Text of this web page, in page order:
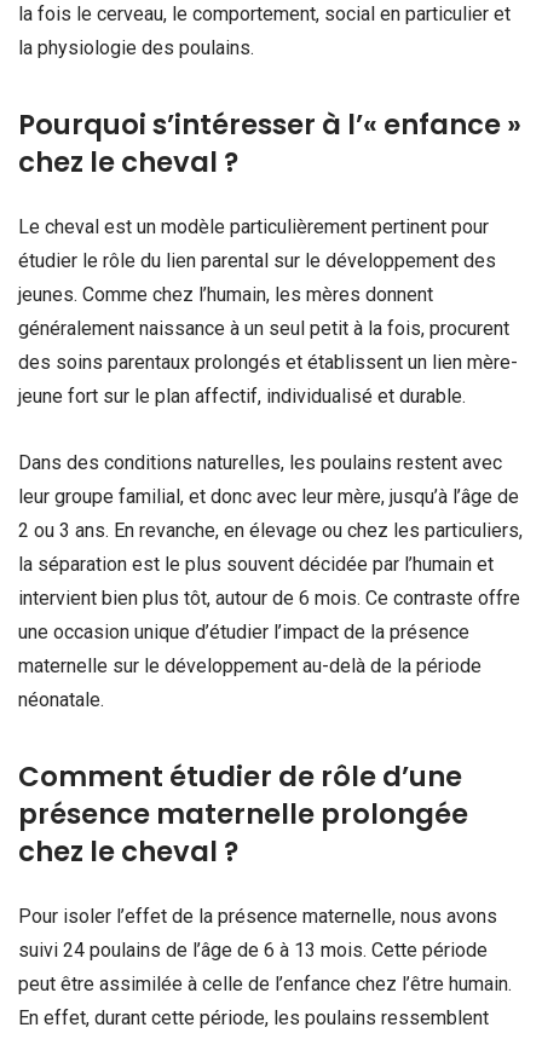
la fois le cerveau, le comportement, social en particulier et
la physiologie des poulains.
Pourquoi s’intéresser à l’« enfance »
chez le cheval ?
Le cheval est un modèle particulièrement pertinent pour
étudier le rôle du lien parental sur le développement des
jeunes. Comme chez l’humain, les mères donnent
généralement naissance à un seul petit à la fois, procurent
des soins parentaux prolongés et établissent un lien mère-
jeune fort sur le plan affectif, individualisé et durable.
Dans des conditions naturelles, les poulains restent avec
leur groupe familial, et donc avec leur mère, jusqu’à l’âge de
2 ou 3 ans. En revanche, en élevage ou chez les particuliers,
la séparation est le plus souvent décidée par l’humain et
intervient bien plus tôt, autour de 6 mois. Ce contraste offre
une occasion unique d’étudier l’impact de la présence
maternelle sur le développement au-delà de la période
néonatale.
Comment étudier de rôle d’une
présence maternelle prolongée
chez le cheval ?
Pour isoler l’effet de la présence maternelle, nous avons
suivi 24 poulains de l’âge de 6 à 13 mois. Cette période
peut être assimilée à celle de l’enfance chez l’être humain.
En effet, durant cette période, les poulains ressemblent